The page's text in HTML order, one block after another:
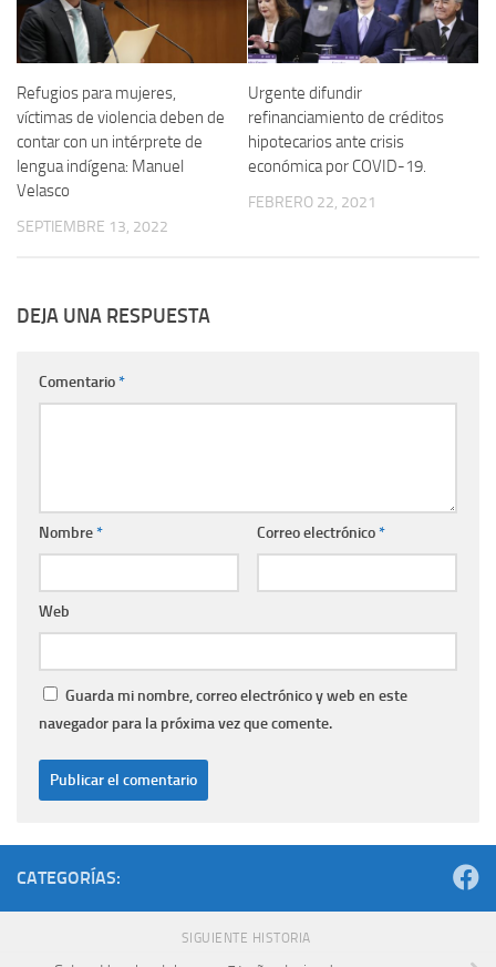
Refugios para mujeres,
víctimas de violencia deben de
contar con un intérprete de
lengua indígena: Manuel
Velasco
SEPTIEMBRE 13, 2022
Urgente difundir
refinanciamiento de créditos
hipotecarios ante crisis
económica por COVID-19.
FEBRERO 22, 2021
DEJA UNA RESPUESTA
Comentario*
Nombre* Correo electrónico*
Web
Guarda mi nombre, correo electrónico y web en este
navegador para la próxima vez que comente.
CATEGORÍAS:
SIGUIENTE HISTORIA